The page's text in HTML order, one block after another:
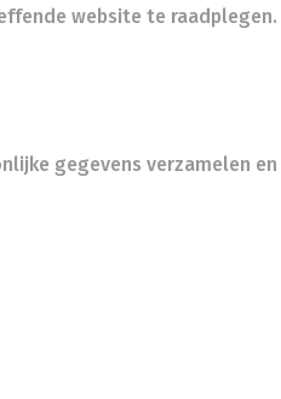
website te raadplegen.
gegevens verzamelen en